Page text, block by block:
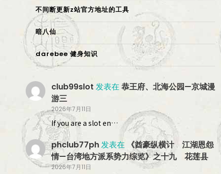
不间断更新z站官方地址的工具
暗八仙
darebee 健身知识
club99slot 发表在 恭王府、北海公园—京城漫
游三
2026年7月11日
If you are a slot en…
phclub77ph发表在 《酋豪纵横计 江湖恩怨
情—台湾地方派系势力综览》之十九 花莲县
2026年7月11日